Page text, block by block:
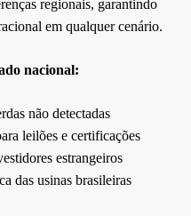
regionais, garantindo
em qualquer cenário.
nacional:
não detectadas
leilões e certificações
estrangeiros
das usinas brasileiras